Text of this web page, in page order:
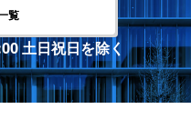
覧
土日祝日を除く